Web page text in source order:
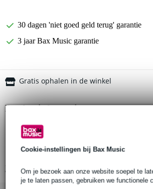
Cookie-instellingen bij Bax Music
Om je bezoek aan onze website soepel te
je te laten passen, gebruiken we functionele
30 dagen 'niet goed geld terug' garantie
3 jaar Bax Music garantie
Gratis ophalen in de winkel
Productinformatie
Productnaam: Doughty T21810 Haakbeugel
Aantal stuks: 1
Materiaal: S275 mild staal
Bekijk alle productspecificaties